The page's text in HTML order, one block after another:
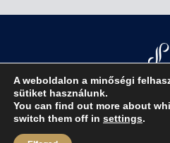
jognyilatkozat|
A weboldalon a minőségi
sütiket használunk.
You can find out more about
switch them off in settings.